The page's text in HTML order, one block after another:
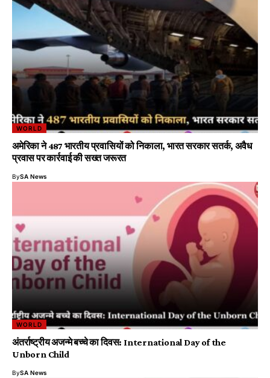
WORLD
अमेरिका ने 487 भारतीय प्रवासियों को निकाला, भारत सरकार सतर्क, अवैध
प्रवास पर कार्रवाई की सख्त जरूरत
BySA News
WORLD
अंतर्राष्ट्रीय अजन्मे बच्चे का दिवस: International Day of the
Unborn Child
BySA News